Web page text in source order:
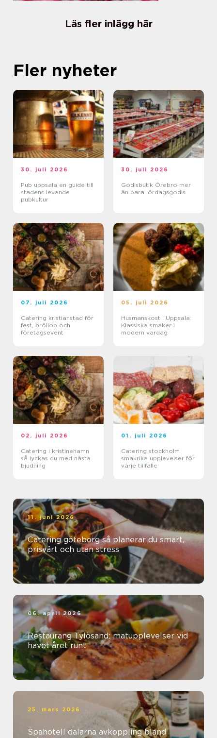
Läs fler inlägg här
Fler nyheter
30. juli 2026
Pub uppsala en guide till
stadens levande
pubkultur
30. juli 2026
Godisbutik Örebro mer
än bara lördagsgodis
07. juli 2026
Catering kristianstad för
fest, bröllop och
företagsevent
05. juli 2026
Husmanskost i Uppsala:
Klassiska smaker i
modern vardag
02. juli 2026
Catering i kristinehamn
så lyckas du med nästa
bjudning
01. juli 2026
Catering stockholm
smakrika upplevelser för
varje tillfälle
11. juni 2026
Catering göteborg så planerar du smart,
prisvärt och utan stress
06. april 2026
Restaurang Tylösand: matupplevelser vid
havet året runt
25. mars 2026
Spahotell dalarna avkoppling bland